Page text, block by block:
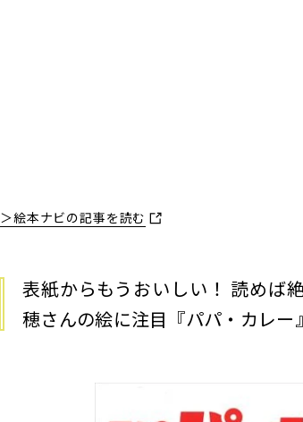
＞絵本ナビの記事を読む
表紙からもうおいしい！ 読めば
穂さんの絵に注目『パパ・カレー』